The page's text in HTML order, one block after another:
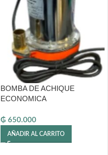
BOMBA DE ACHIQUE
ECONOMICA
₲ 650.000
AÑADIR AL CARRITO